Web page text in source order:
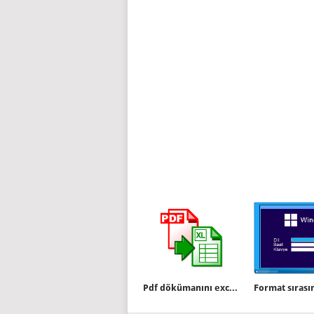
Pdf dökümanını excel formatına çevirelim